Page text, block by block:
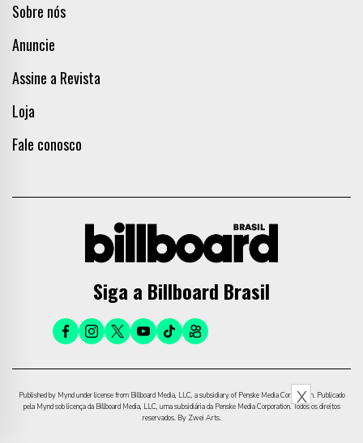
Sobre nós
Anuncie
Assine a Revista
Loja
Fale conosco
Siga a Billboard Brasil
Published by Mynd under license from Billboard Media, LLC, a subsidiary of Penske Media Corporation. Publicado
pela Mynd sob licença da Billboard Media, LLC, uma subsidiária da Penske Media Corporation. Todos os direitos
reservados. By Zwei Arts.
X